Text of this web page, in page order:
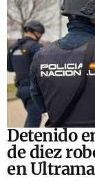
Detenido
de diez
en